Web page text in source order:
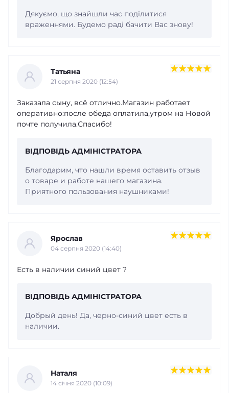
Дякуємо, що знайшли час поділитися
враженнями. Будемо раді бачити Вас знову!
Татьяна
21 серпня 2020 (12:54)
Заказала сыну, всё отлично.Магазин работает
оперативно:после обеда оплатила,утром на Новой
почте получила.Спасибо!
ВІДПОВІДЬ АДМІНІСТРАТОРА
Благодарим, что нашли время оставить отзыв
о товаре и работе нашего магазина.
Приятного пользования наушниками!
Ярослав
04 серпня 2020 (14:40)
Есть в наличии синий цвет ?
ВІДПОВІДЬ АДМІНІСТРАТОРА
Добрый день! Да, черно-синий цвет есть в
наличии.
Наталя
14 cічня 2020 (10:09)